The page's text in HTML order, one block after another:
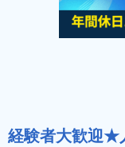
経験者大歓迎★